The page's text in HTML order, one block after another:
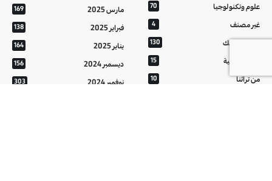
علوم وتكنولوجيا 70
غير مصنف 4
فيديو غرافيك 130
معالم عراقية 15
من تراثنا 10
مارس 2025 169
فبراير 2025 138
يناير 2025 164
ديسمبر 2024 156
نوفمبر 2024 303